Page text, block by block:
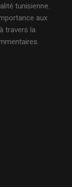
tunisienne.
aux
travers la